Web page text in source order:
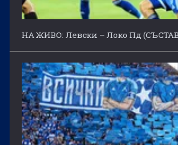
НА ЖИВО: Левски – Локо Пд